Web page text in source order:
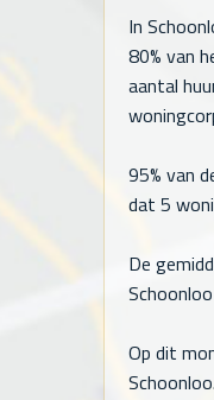
In
80% van
aantal
95% van
dat 5
De
Op dit
Schoonloo.